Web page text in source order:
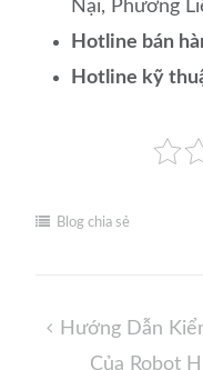
Nại, Phương
Hotline bán
Hotline kỹ
Blog chia sẻ
Điều
hướng
Hướng Dẫn
Của Robot